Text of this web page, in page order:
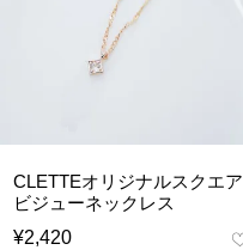
CLETTEオリジナルスクエア
ビジューネックレス
¥2,420